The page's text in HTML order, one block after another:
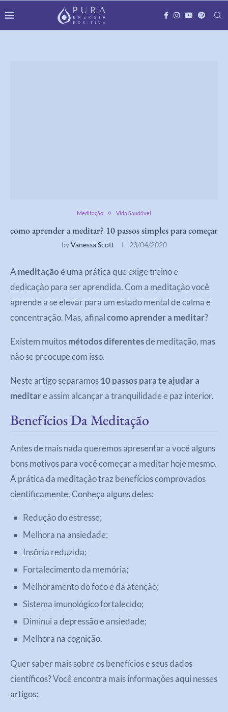
Meditação Vida Saudável
como aprender a meditar? 10 passos simples para começar
byVanessa Scott 23/04/2020
A meditação éuma prática que exige treino e
dedicação para ser aprendida. Com a meditação você
aprende a se elevar para um estado mental de calma e
concentração. Mas, afinalcomo aprender a meditar?
Existem muitosmétodos diferentesde meditação, mas
não se preocupe com isso.
Neste artigo separamos10 passos para te ajudar a
meditare assim alcançar a tranquilidade e paz interior.
Benefícios Da Meditação
Antes de mais nada queremos apresentar a você alguns
bons motivos para você começar a meditar hoje mesmo.
A prática da meditação traz benefícios comprovados
cientificamente. Conheça alguns deles:
Redução do estresse;
Melhora na ansiedade;
Insônia reduzida;
Fortalecimento da memória;
Melhoramento do foco e da atenção;
Sistema imunológico fortalecido;
Diminui a depressão e ansiedade;
Melhora na cognição.
Quer saber mais sobre os benefícios e seus dados
científicos? Você encontra mais informações aqui nesses
artigos: